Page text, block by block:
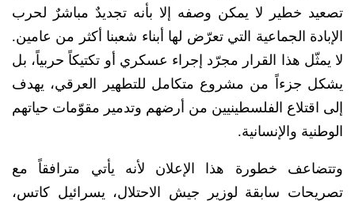
تصعيد خطير لا يمكن وصفه إلا بأنه تجديدٌ مباشرٌ لحرب
الإبادة الجماعية التي تعرّض لها أبناء شعبنا أكثر من عامين.
لا يمثّل هذا القرار مجرّد إجراء عسكري أو تكتيكاً حربياً، بل
يشكل جزءاً من مشروع متكامل للتطهير العرقي، يهدف
إلى اقتلاع الفلسطينيين من أرضهم وتدمير مقوّمات حياتهم
الوطنية والإنسانية.
وتتضاعف خطورة هذا الإعلان لأنه يأتي مترافقاً مع
تصريحات سابقة لوزير جيش الاحتلال، يسرائيل كاتس،